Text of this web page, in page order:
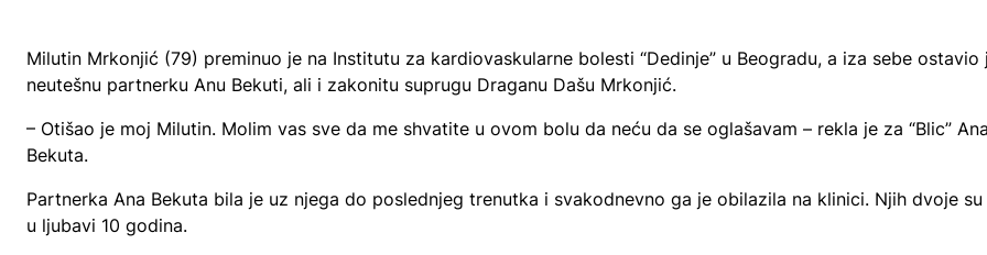
Milutin Mrkonjić (79) preminuo je na Institutu za kardiovaskularne bolesti “Dedinje” u Beogradu, a iza sebe ostavio
neutešnu partnerku Anu Bekuti, ali i zakonitu suprugu Draganu Dašu Mrkonjić.
– Otišao je moj Milutin. Molim vas sve da me shvatite u ovom bolu da neću da se oglašavam – rekla je za “Blic” Ana
Bekuta.
Partnerka Ana Bekuta bila je uz njega do poslednjeg trenutka i svakodnevno ga je obilazila na klinici. Njih dvoje su
u ljubavi 10 godina.